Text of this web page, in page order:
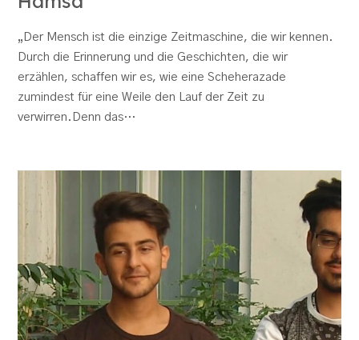
„Der Mensch ist die einzige Zeitmaschine, die wir kennen.
Durch die Erinnerung und die Geschichten, die wir
erzählen, schaffen wir es, wie eine Scheherazade
zumindest für eine Weile den Lauf der Zeit zu
verwirren.Denn das…